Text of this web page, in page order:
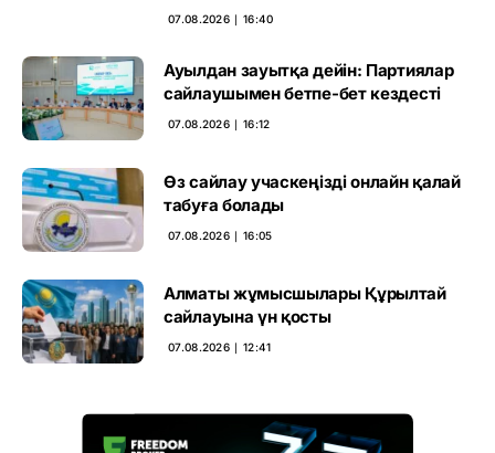
07.08.2026 ∣ 16:40
Ауылдан зауытқа дейін: Партиялар
сайлаушымен бетпе-бет кездесті
07.08.2026 ∣ 16:12
Өз сайлау учаскеңізді онлайн қалай
табуға болады
07.08.2026 ∣ 16:05
Алматы жұмысшылары Құрылтай
сайлауына үн қосты
07.08.2026 ∣ 12:41